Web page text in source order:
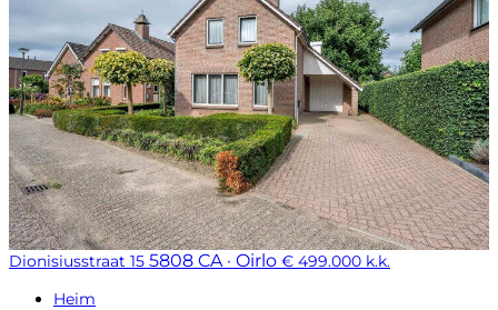
Dionisiusstraat 15 5808 CA · Oirlo € 499.000 k.k.
Heim